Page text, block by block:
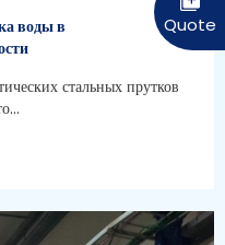
воды в
стальных прутков